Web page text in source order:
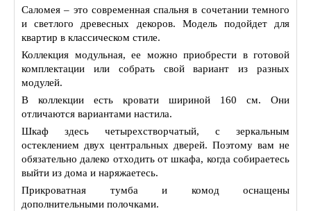
Саломея – это современная спальня в сочетании темного
и светлого древесных декоров. Модель подойдет для
квартир в классическом стиле.
Коллекция модульная, ее можно приобрести в готовой
комплектации или собрать свой вариант из разных
модулей.
В коллекции есть кровати шириной 160 см. Они
отличаются вариантами настила.
Шкаф здесь четырехстворчатый, с зеркальным
остеклением двух центральных дверей. Поэтому вам не
обязательно далеко отходить от шкафа, когда собираетесь
выйти из дома и наряжаетесь.
Прикроватная тумба и комод оснащены
дополнительными полочками.